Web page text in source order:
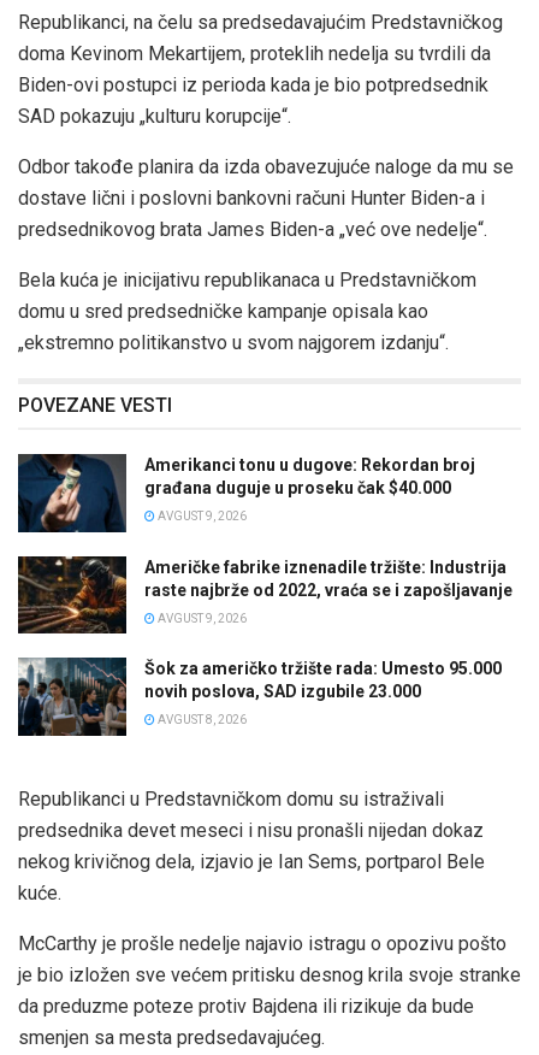
Republikanci, na čelu sa predsedavajućim Predstavničkog
doma Kevinom Mekartijem, proteklih nedelja su tvrdili da
Biden-ovi postupci iz perioda kada je bio potpredsednik
SAD pokazuju „kulturu korupcije“.
Odbor takođe planira da izda obavezujuće naloge da mu se
dostave lični i poslovni bankovni računi Hunter Biden-a i
predsednikovog brata James Biden-a „već ove nedelje“.
Bela kuća je inicijativu republikanaca u Predstavničkom
domu u sred predsedničke kampanje opisala kao
„ekstremno politikanstvo u svom najgorem izdanju“.
POVEZANE VESTI
Amerikanci tonu u dugove: Rekordan broj
građana duguje u proseku čak $40.000
AVGUST 9, 2026
Američke fabrike iznenadile tržište: Industrija
raste najbrže od 2022, vraća se i zapošljavanje
AVGUST 9, 2026
Šok za američko tržište rada: Umesto 95.000
novih poslova, SAD izgubile 23.000
AVGUST 8, 2026
Republikanci u Predstavničkom domu su istraživali
predsednika devet meseci i nisu pronašli nijedan dokaz
nekog krivičnog dela, izjavio je Ian Sems, portparol Bele
kuće.
McCarthy je prošle nedelje najavio istragu o opozivu pošto
je bio izložen sve većem pritisku desnog krila svoje stranke
da preduzme poteze protiv Bajdena ili rizikuje da bude
smenjen sa mesta predsedavajućeg.